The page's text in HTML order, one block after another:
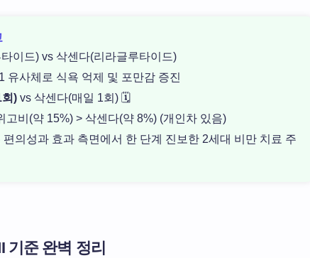
이드) vs 삭센다(리라글루타이드)
유사체로 식욕 억제 및 포만감 증진
회) vs 삭센다(매일 1회) 🗓️
고비(약 15%) > 삭센다(약 8%) (개인차 있음)
편의성과 효과 측면에서 한 단계 진보한 2세대 비만 치료 주
기준 완벽 정리